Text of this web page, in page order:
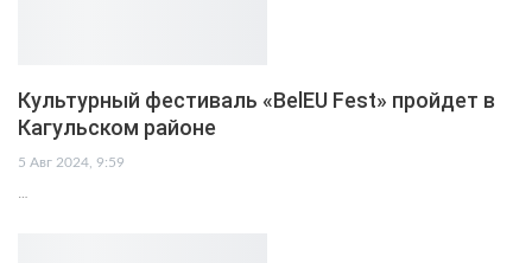
Культурный фестиваль «BelEU Fest» пройдет в
Кагульском районе
5 Авг 2024, 9:59
…